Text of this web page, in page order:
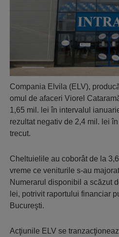
Compania Elvila (ELV),
omul de afaceri Viorel
1,65 mil. lei în intervalul
rezultat negativ de 2,4 mil. lei
trecut.
Cheltuielile au coborât de la
vreme ce veniturile s-au
Numerarul disponibil a scăzut
lei, potrivit raportului financiar
Bucureşti.
Acţiunile ELV se